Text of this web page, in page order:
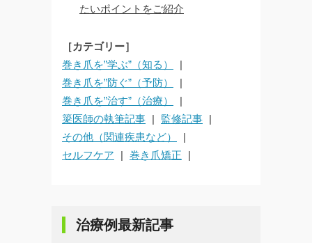
たいポイントをご紹介
［カテゴリー］
巻き爪を”学ぶ”（知る）
巻き爪を”防ぐ”（予防）
巻き爪を”治す”（治療）
簗医師の執筆記事
監修記事
その他（関連疾患など）
セルフケア
巻き爪矯正
治療例最新記事